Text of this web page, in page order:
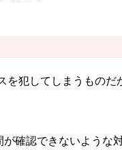
犯してしまうもの
確認できないような